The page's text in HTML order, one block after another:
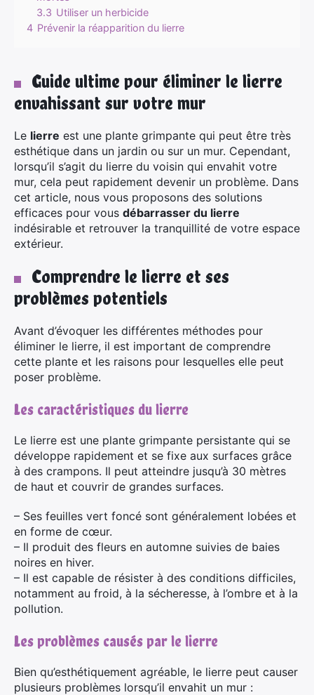
3.3 Utiliser un herbicide
4 Prévenir la réapparition du lierre
Guide ultime pour éliminer le lierre
envahissant sur votre mur
Le lierre est une plante grimpante qui peut être très
esthétique dans un jardin ou sur un mur. Cependant,
lorsqu’il s’agit du lierre du voisin qui envahit votre
mur, cela peut rapidement devenir un problème. Dans
cet article, nous vous proposons des solutions
efficaces pour vous débarrasser du lierre
indésirable et retrouver la tranquillité de votre espace
extérieur.
Comprendre le lierre et ses
problèmes potentiels
Avant d’évoquer les différentes méthodes pour
éliminer le lierre, il est important de comprendre
cette plante et les raisons pour lesquelles elle peut
poser problème.
Les caractéristiques du lierre
Le lierre est une plante grimpante persistante qui se
développe rapidement et se fixe aux surfaces grâce
à des crampons. Il peut atteindre jusqu’à 30 mètres
de haut et couvrir de grandes surfaces.
– Ses feuilles vert foncé sont généralement lobées et
en forme de cœur.
– Il produit des fleurs en automne suivies de baies
noires en hiver.
– Il est capable de résister à des conditions difficiles,
notamment au froid, à la sécheresse, à l’ombre et à la
pollution.
Les problèmes causés par le lierre
Bien qu’esthétiquement agréable, le lierre peut causer
plusieurs problèmes lorsqu’il envahit un mur :